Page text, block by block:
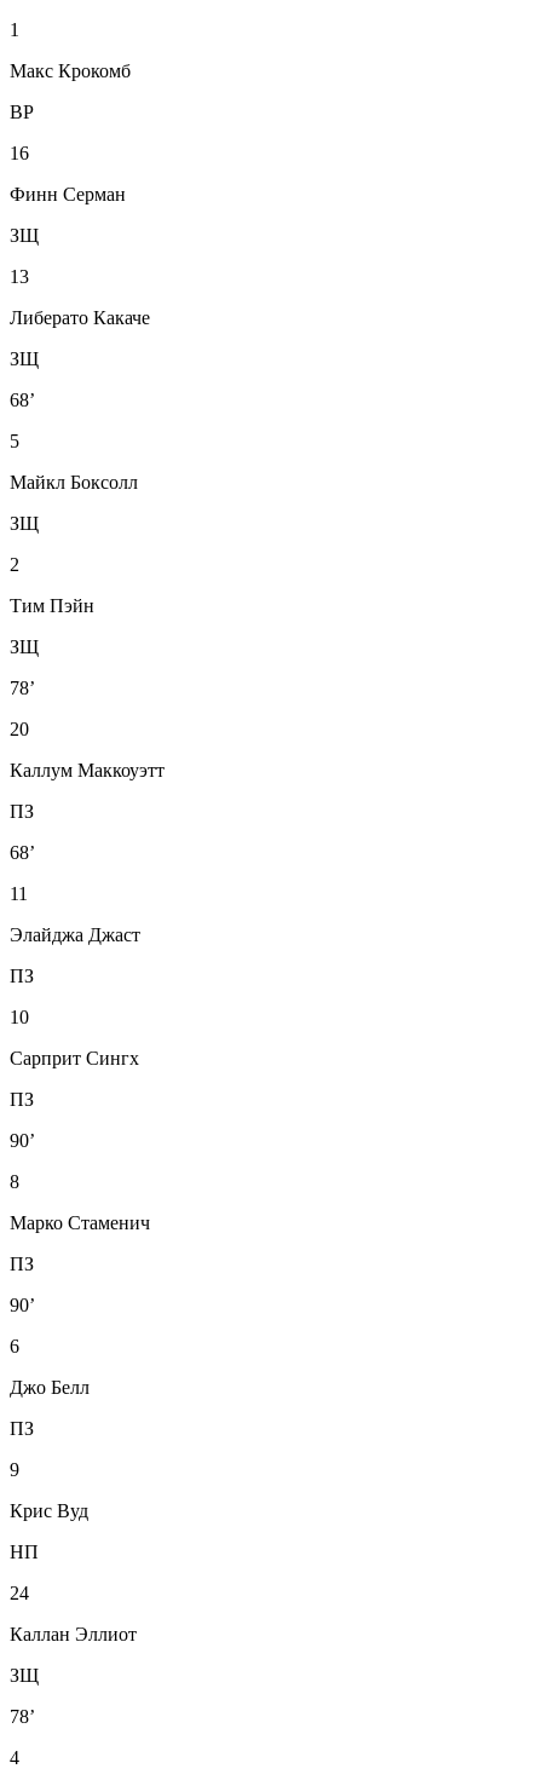
1
Макс Крокомб
ВР
16
Финн Серман
ЗЩ
13
Либерато Какаче
ЗЩ
68’
5
Майкл Боксолл
ЗЩ
2
Тим Пэйн
ЗЩ
78’
20
Каллум Маккоуэтт
ПЗ
68’
11
Элайджа Джаст
ПЗ
10
Сарприт Сингх
ПЗ
90’
8
Марко Стаменич
ПЗ
90’
6
Джо Белл
ПЗ
9
Крис Вуд
НП
24
Каллан Эллиот
ЗЩ
78’
4